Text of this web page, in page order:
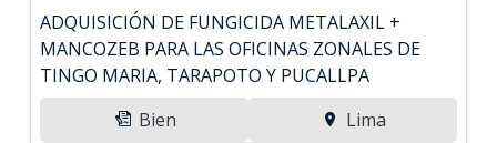
ADQUISICIÓN DE FUNGICIDA METALAXIL +
MANCOZEB PARA LAS OFICINAS ZONALES DE
TINGO MARIA, TARAPOTO Y PUCALLPA
Bien
Lima